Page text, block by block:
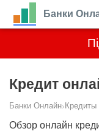
Банки
Кредит
Банки Онлайн› Кредиты
Обзор онлайн